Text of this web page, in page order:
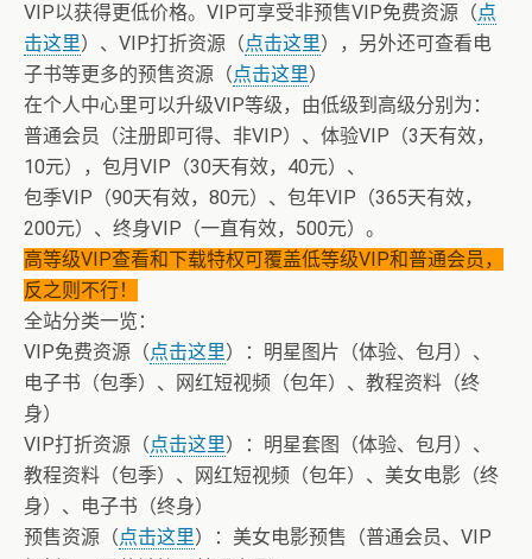
VIP以获得更低价格。VIP可享受非预售VIP免费资源（点
击这里）、VIP打折资源（点击这里），另外还可查看电
子书等更多的预售资源（点击这里）
在个人中心里可以升级VIP等级，由低级到高级分别为：
普通会员（注册即可得、非VIP）、体验VIP（3天有效，
10元），包月VIP（30天有效，40元）、
包季VIP（90天有效，80元）、包年VIP（365天有效，
200元）、终身VIP（一直有效，500元）。
高等级VIP查看和下载特权可覆盖低等级VIP和普通会员，
反之则不行！
全站分类一览：
VIP免费资源（点击这里）：明星图片（体验、包月）、
电子书（包季）、网红短视频（包年）、教程资料（终
身）
VIP打折资源（点击这里）：明星套图（体验、包月）、
教程资料（包季）、网红短视频（包年）、美女电影（终
身）、电子书（终身）
预售资源（点击这里）：美女电影预售（普通会员、VIP